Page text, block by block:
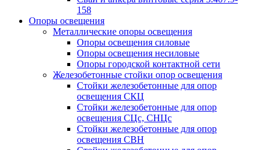
158
Опоры освещения
Металлические опоры освещения
Опоры освещения силовые
Опоры освещения несиловые
Опоры городской контактной сети
Железобетонные стойки опор освещения
Стойки железобетонные для опор
освещения СКЦ
Стойки железобетонные для опор
освещения СЦс, СНЦс
Стойки железобетонные для опор
освещения СВН